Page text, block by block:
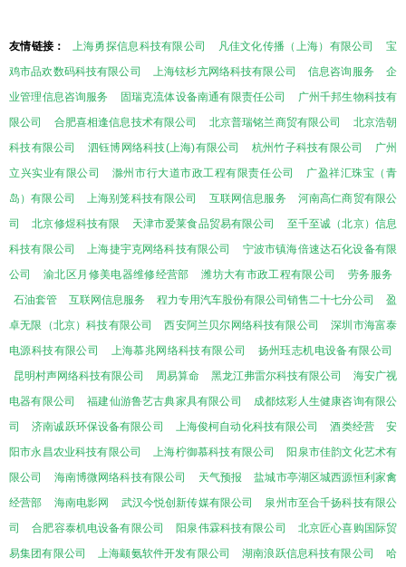
友情链接： 上海勇探信息科技有限公司 凡佳文化传播（上海）有限公司
宝
鸡市品欢数码科技有限公司
上海铉杉亢网络科技有限公司 信息咨询服务
企
业管理信息咨询服务
固瑞克流体设备南通有限责任公司
广州千邦生物科技有
限公司
合肥喜相逢信息技术有限公司 北京普瑞铭兰商贸有限公司
北京浩朝
科技有限公司
泗钰博网络科技(上海)有限公司 杭州竹子科技有限公司
广州
立兴实业有限公司
滁州市行大道市政工程有限责任公司
广盈祥汇珠宝（青
岛）有限公司
上海别笼科技有限公司 互联网信息服务
河南高仁商贸有限公
司
北京修煜科技有限 天津市爱莱食品贸易有限公司
至千至诚（北京）信息
科技有限公司
上海捷宇克网络科技有限公司
宁波市镇海倍速达石化设备有限
公司
渝北区月修美电器维修经营部 潍坊大有市政工程有限公司
劳务服务
石油套管
互联网信息服务 程力专用汽车股份有限公司销售二十七分公司
盈
卓无限（北京）科技有限公司
西安阿兰贝尔网络科技有限公司
深圳市海富泰
电源科技有限公司
上海慕兆网络科技有限公司
扬州珏志机电设备有限公司
昆明村声网络科技有限公司
周易算命 黑龙江弗雷尔科技有限公司
海安广视
电器有限公司
福建仙游鲁艺古典家具有限公司
成都炫彩人生健康咨询有限公
司
济南诚跃环保设备有限公司 上海俊柯自动化科技有限公司 酒类经营
安
阳市永昌农业科技有限公司
上海柠御慕科技有限公司
阳泉市佳韵文化艺术有
限公司
海南博微网络科技有限公司 天气预报
盐城市亭湖区城西源恒利家禽
经营部
海南电影网 武汉今悦创新传媒有限公司
泉州市至合千扬科技有限公
司
合肥容泰机电设备有限公司 阳泉伟霖科技有限公司
北京匠心喜购国际贸
易集团有限公司
上海颛氨软件开发有限公司 湖南浪跃信息科技有限公司 哈